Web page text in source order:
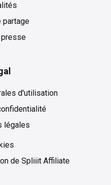
partage
presse
d'utilisation
légales
de Spliiit Affiliate